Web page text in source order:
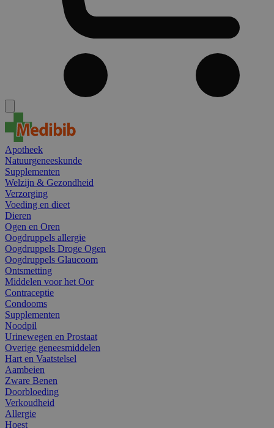
Apotheek
Natuurgeneeskunde
Supplementen
Welzijn & Gezondheid
Verzorging
Voeding en dieet
Dieren
Ogen en Oren
Oogdruppels allergie
Oogdruppels Droge Ogen
Oogdruppels Glaucoom
Ontsmetting
Middelen voor het Oor
Contraceptie
Condooms
Supplementen
Noodpil
Urinewegen en Prostaat
Overige geneesmiddelen
Hart en Vaatstelsel
Aambeien
Zware Benen
Doorbloeding
Verkoudheid
Allergie
Hoest